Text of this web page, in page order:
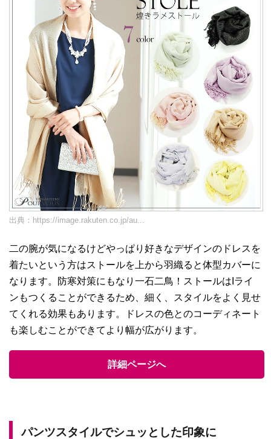
出典： https://image.rakuten.co.jp/au...
二の腕が気になるけどやっぱり好きなデザインのドレスを
着たいという方はストールを上から羽織ると体型カバーに
なります。防寒対策にもなり一石二鳥！ストールはIライ
ンもつくることができるため、細く、スタイルをよく見せ
てくれる効果もあります。ドレスの色とのコーディネート
も楽しむことができてより幅が広がります。
詳細ページへ
パンツスタイルでシュッとした印象に